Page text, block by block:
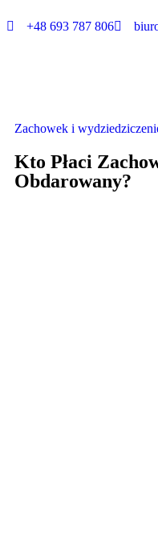
+48 693 787 806
Zachowek i
Kto Płaci
Obdarowany?